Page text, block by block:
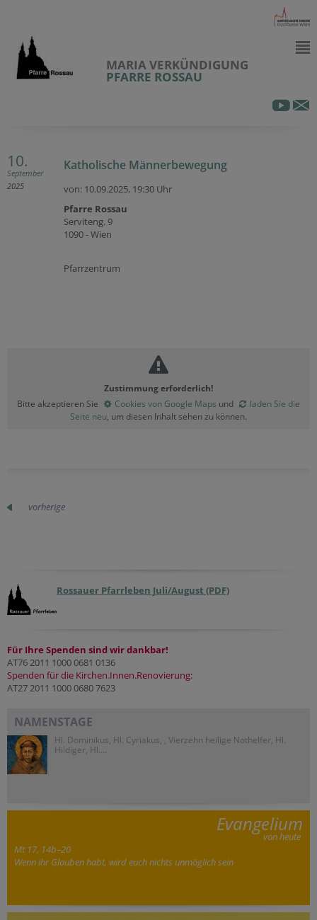
MARIA VERKÜNDIGUNG
PFARRE ROSSAU
10.
September
2025
Katholische Männerbewegung
von: 10.09.2025, 19:30 Uhr
Pfarre Rossau
Serviteng. 9
1090 - Wien
Pfarrzentrum
Zustimmung erforderlich!
Bitte akzeptieren Sie
Cookies von Google Maps und
laden Sie die
Seite neu, um diesen Inhalt sehen zu können.
vorherige
Rossauer Pfarrleben Juli/August (PDF)
Für Ihre Spenden sind wir dankbar!
AT76 2011 1000 0681 0136
Spenden für die Kirchen.Innen.Renovierung:
AT27 2011 1000 0680 7623
NAMENSTAGE
Hl. Dominikus, Hl. Cyriakus, , Vierzehn heilige Nothelfer, Hl.
Hildiger, Hl....
Evangelium
von heute
Mt 17, 14b–20
Wenn ihr Glauben habt, wird euch nichts unmöglich sein